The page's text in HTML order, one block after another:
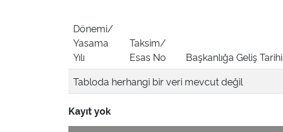
Dönemi/
Yasama
Yılı
Taksim/
Esas No
Başkanlığa Geliş Tarihi
Tabloda herhangi bir veri mevcut değil
Kayıt yok